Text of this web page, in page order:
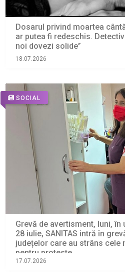
Dosarul privind moartea
ar putea fi redeschis.
noi dovezi solide”
18.07.2026
SOCIAL
Grevă de avertisment, luni, în
28 iulie, SANITAS intră în
județelor care au strâns cele
pentru proteste
17.07.2026